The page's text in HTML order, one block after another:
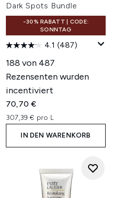
Dark Spots Bundle
-30% RABATT | CODE:
SONNTAG
4.1 (487)
188 von 487
Rezensenten wurden
incentiviert
70,70 €
307,39 € pro L
IN DEN WARENKORB